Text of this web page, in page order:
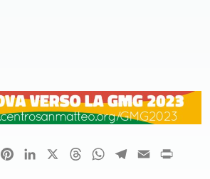
FacebookPinterestLinkedIn ThreadsWhatsApp
Telegram
Email